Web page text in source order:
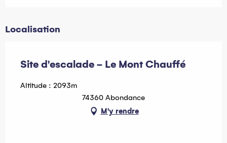
Localisation
Site d'escalade - Le Mont Chauffé
Altitude : 2093m
74360 Abondance
M'y rendre